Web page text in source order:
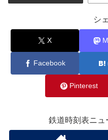
シ
X
Facebook
Pinterest
鉄道時刻表ニュ